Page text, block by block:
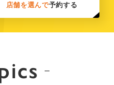
店舗を選んで予約する